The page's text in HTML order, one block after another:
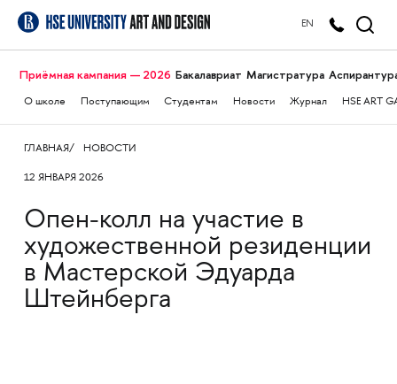
EN
Приёмная кампания — 2026 Бакалавриат Магистратура
О школе Поступающим Студентам Новости Журнал HSE ART
ГЛАВНАЯ НОВОСТИ
12 ЯНВАРЯ 2026
Опен-колл на участие в
художественной резиденции
в Мастерской Эдуарда
Штейнберга